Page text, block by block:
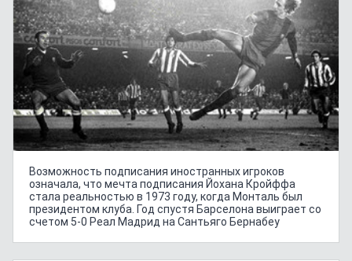
Возможность подписания иностранных игроков
означала, что мечта подписания Йохана Кройффа
стала реальностью в 1973 году, когда Монталь был
президентом клуба. Год спустя Барселона выиграет со
счетом 5-0 Реал Мадрид на Сантьяго Бернабеу